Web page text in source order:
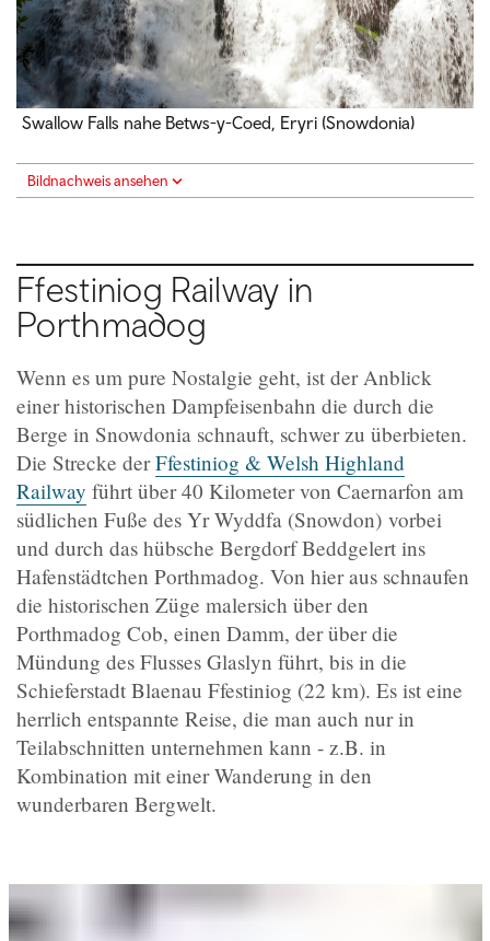
Swallow Falls nahe Betws-y-Coed, Eryri (Snowdonia)
Bildnachweis ansehen
Ffestiniog Railway in
Porthmadog
Wenn es um pure Nostalgie geht, ist der Anblick
einer historischen Dampfeisenbahn die durch die
Berge in Snowdonia schnauft, schwer zu überbieten.
Die Strecke derFfestiniog & Welsh Highland
Railway führt über 40 Kilometer von Caernarfon am
südlichen Fuße des Yr Wyddfa (Snowdon) vorbei
und durch das hübsche Bergdorf Beddgelert ins
Hafenstädtchen Porthmadog. Von hier aus schnaufen
die historischen Züge malersich über den
Porthmadog Cob, einen Damm, der über die
Mündung des Flusses Glaslyn führt, bis in die
Schieferstadt Blaenau Ffestiniog (22 km). Es ist eine
herrlich entspannte Reise, die man auch nur in
Teilabschnitten unternehmen kann - z.B. in
Kombination mit einer Wanderung in den
wunderbaren Bergwelt.